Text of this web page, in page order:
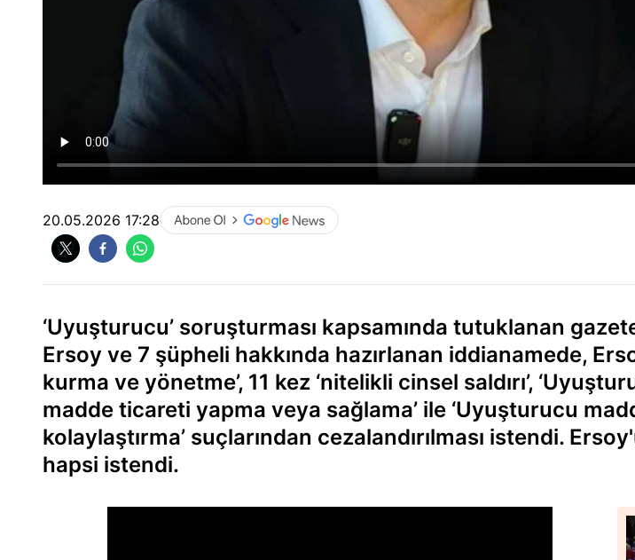
20.05.2026 17:28
‘Uyuşturucu’ soruşturması kapsamında tutuklanan
Ersoy ve 7 şüpheli hakkında hazırlanan iddianamede,
kurma ve yönetme’, 11 kez ‘nitelikli cinsel saldırı’,
madde ticareti yapma veya sağlama’ ile ‘Uyuşturucu
kolaylaştırma’ suçlarından cezalandırılması istendi.
hapsi istendi.